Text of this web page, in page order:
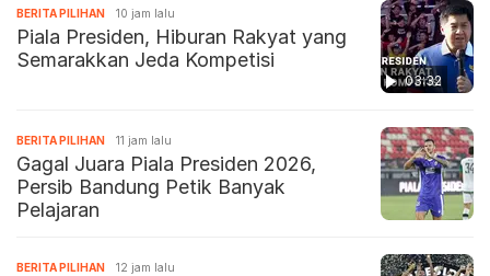
03:32
BERITA PILIHAN 10 jam lalu
Piala Presiden, Hiburan Rakyat yang
Semarakkan Jeda Kompetisi
BERITA PILIHAN 11 jam lalu
Gagal Juara Piala Presiden 2026,
Persib Bandung Petik Banyak
Pelajaran
BERITA PILIHAN 12 jam lalu